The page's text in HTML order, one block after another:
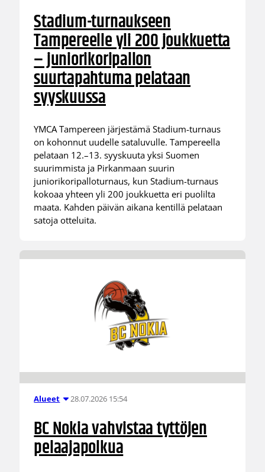
Stadium-turnaukseen
Tampereelle yli 200 joukkuetta
– juniorikoripallon
suurtapahtuma pelataan
syyskuussa
YMCA Tampereen järjestämä Stadium-turnaus
on kohonnut uudelle sataluvulle. Tampereella
pelataan 12.–13. syyskuuta yksi Suomen
suurimmista ja Pirkanmaan suurin
juniorikoripalloturnaus, kun Stadium-turnaus
kokoaa yhteen yli 200 joukkuetta eri puolilta
maata. Kahden päivän aikana kentillä pelataan
satoja otteluita.
Alueet 28.07.2026 15:54
BC Nokia vahvistaa tyttöjen
pelaajapolkua